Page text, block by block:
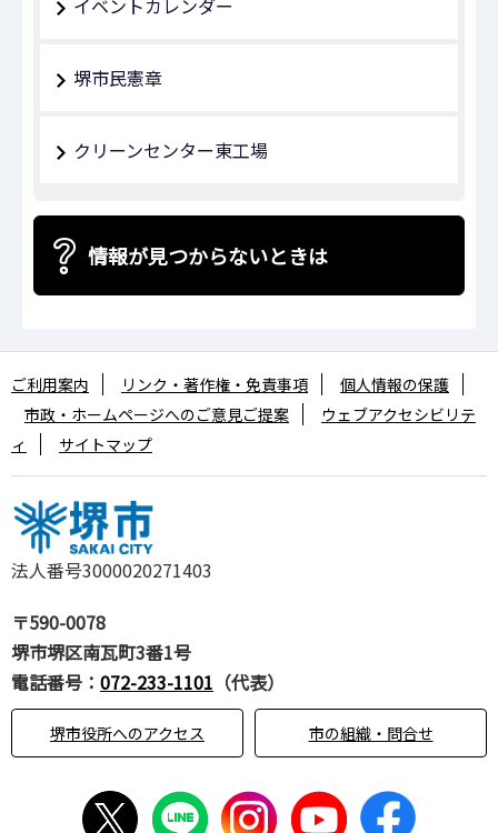
堺市民憲章
クリーンセンター東工場
情報が見つからないときは
法人番号3000020271403
〒590-0078
堺市堺区南瓦町3番1号
電話番号： 072-233-1101 （代表）
堺市役所へのアクセス 市の組織・問合せ
ご利用案内 リンク・著作権・免責事項
個人情報の保護
市政・ホームページへのご意見ご提案
ウェブアクセシビリテ
ィ
サイトマップ